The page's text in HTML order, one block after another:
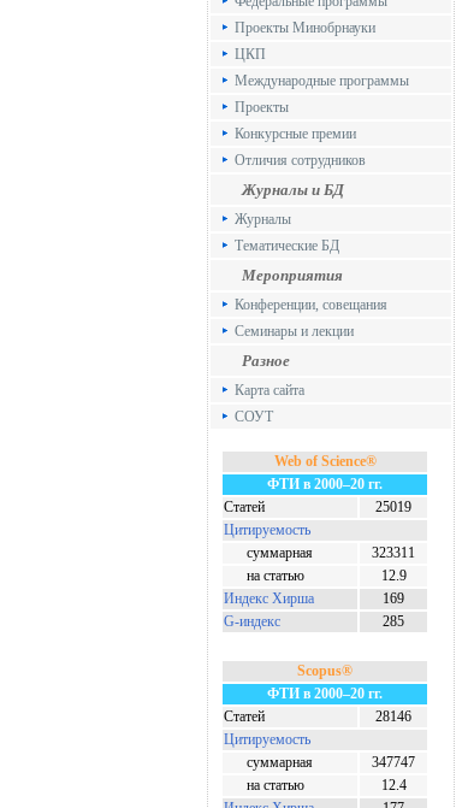
Проекты Минобрнауки
ЦКП
Международные программы
Проекты
Конкурсные премии
Отличия сотрудников
Журналы и БД
Журналы
Тематические БД
Мероприятия
Конференции, совещания
Семинары и лекции
Разное
Карта сайта
СОУТ
Web of Science®
ФТИ в 2000–20 гг.
Статей
25019
Цитируемость
суммарная
323311
на статью
12.9
Индекс Хирша
169
G-индекс
285
Scopus®
ФТИ в 2000–20 гг.
Статей
28146
Цитируемость
суммарная
347747
на статью
12.4